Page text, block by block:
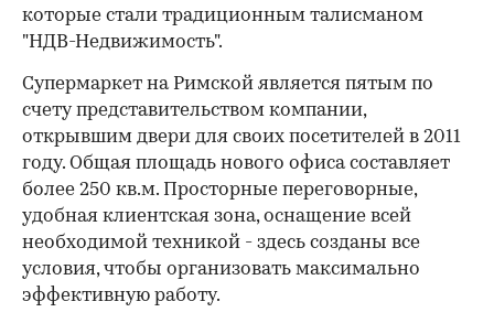
которые стали традиционным талисманом
"НДВ-Недвижимость".
Супермаркет на Римской является пятым по
счету представительством компании,
открывшим двери для своих посетителей в 2011
году. Общая площадь нового офиса составляет
более 250 кв.м. Просторные переговорные,
удобная клиентская зона, оснащение всей
необходимой техникой - здесь созданы все
условия, чтобы организовать максимально
эффективную работу.